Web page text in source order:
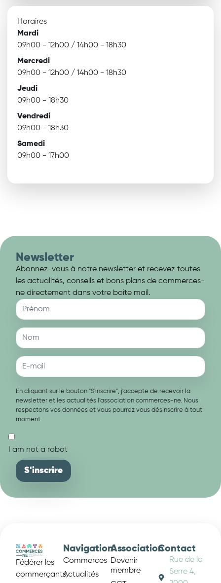
Horaires
Mardi
09h00 - 12h00 / 14h00 - 18h30
Mercredi
09h00 - 12h00 / 14h00 - 18h30
Jeudi
09h00 - 18h30
Vendredi
09h00 - 18h30
Samedi
09h00 - 17h00
Newsletter
Abonnez-vous à notre newsletter et recevez toutes
les actualités, conseils et bons plans de commerces-
ne directement dans votre boîte mail.
En cliquant sur le bouton "S'inscrire", j'accepte de recevoir la
newsletter et les actualités l’association commerces-ne. Nous
respectons vos données et vous pourrez vous désinscrire à tout
moment.
I am not a robot
Fédérer les
commerçants,
Navigation
Commerces
Actualités
Association
Devenir
membre
Contact
Rue de la
Serre 4,